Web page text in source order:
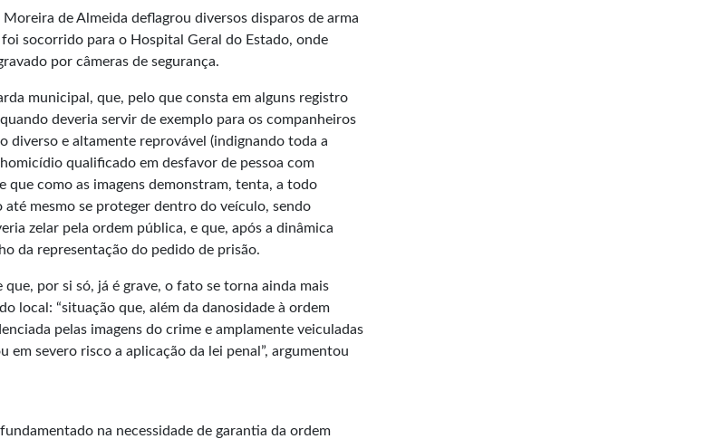
de Almeida deflagrou diversos disparos de arma
socorrido para o Hospital Geral do Estado, onde
por câmeras de segurança.
municipal, que, pelo que consta em alguns registro
deveria servir de exemplo para os companheiros
diverso e altamente reprovável (indignando toda a
qualificado em desfavor de pessoa com
que como as imagens demonstram, tenta, a todo
mesmo se proteger dentro do veículo, sendo
zelar pela ordem pública, e que, após a dinâmica
da representação do pedido de prisão.
por si só, já é grave, o fato se torna ainda mais
local: “situação que, além da danosidade à ordem
pelas imagens do crime e amplamente veiculadas
em severo risco a aplicação da lei penal”, argumentou
na necessidade de garantia da ordem